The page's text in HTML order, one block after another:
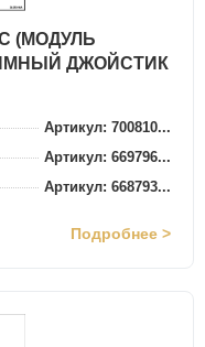
(МОДУЛЬ
ДЖОЙСТИК
Артикул: 700810...
Артикул: 669796...
Артикул: 668793...
Подробнее >